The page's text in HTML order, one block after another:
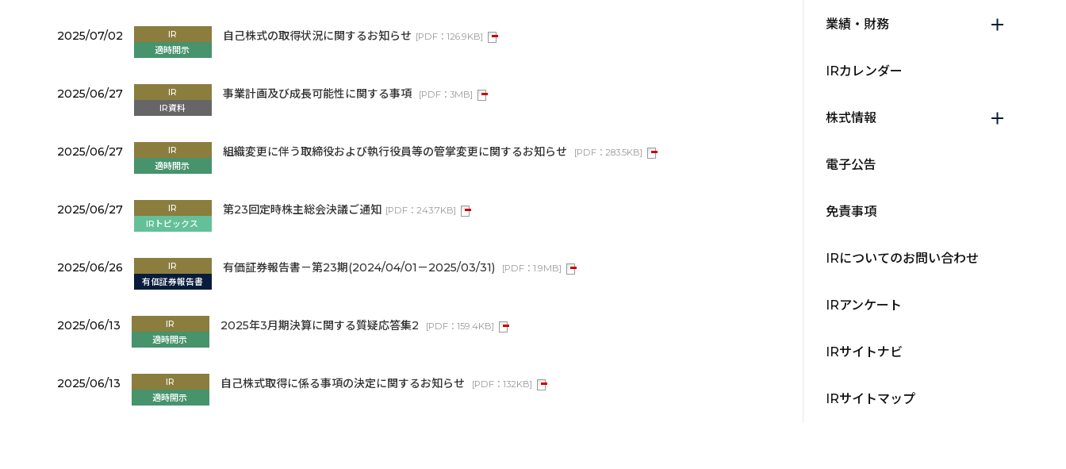
2025/07/02
IR
適時開示
自己株式の取得状況に関するお知らせ [PDF：126.9KB]
2025/06/27
IR
IR資料
事業計画及び成長可能性に関する事項 [PDF：3MB]
2025/06/27
IR
適時開示
組織変更に伴う取締役および執行役員等の管掌変更に関するお知らせ [PDF：283.5KB]
2025/06/27
IR
IRトピックス
第23回定時株主総会決議ご通知 [PDF：243.7KB]
2025/06/26
IR
有価証券報告書
有価証券報告書－第23期(2024/04/01－2025/03/31) [PDF：1.9MB]
2025/06/13
IR
適時開示
2025年3月期決算に関する質疑応答集2 [PDF：159.4KB]
2025/06/13
IR
適時開示
自己株式取得に係る事項の決定に関するお知らせ [PDF：132KB]
業績・財務
IRカレンダー
株式情報
電子公告
免責事項
IRについてのお問い合わせ
IRアンケート
IRサイトナビ
IRサイトマップ